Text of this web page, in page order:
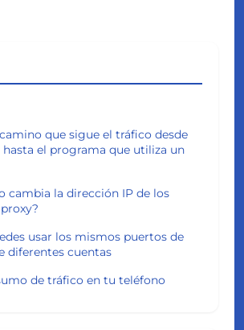
que sigue el tráfico desde
el programa que utiliza un
cambia la dirección IP de los
usar los mismos puertos de
diferentes cuentas
de tráfico en tu teléfono